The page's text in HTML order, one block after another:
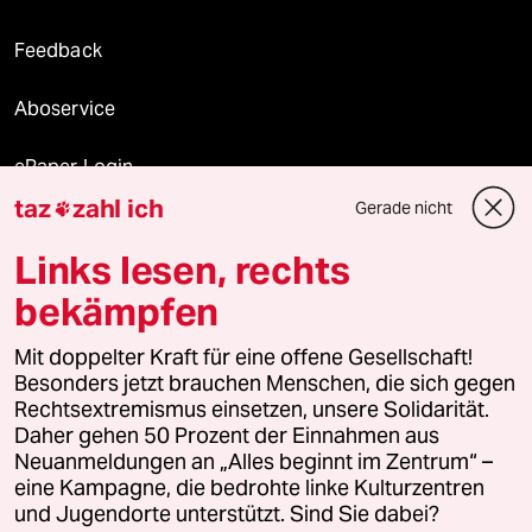
Feedback
Aboservice
ePaper Login
Downloads für Abonnierende
© 2026 taz Verlags und Vertriebs GmbH
Alle Rechte vorbehalten. Bei rechtlichen Fragen oder für Genehmigungen
wenden Sie sich bitte an
lizenzen@taz.de
Feedback Redaktionsstatut Kommune-Richtlinien
Leitlinie Informant Datenschutz Impressum AGB
taz zahl ich Gerade nicht
Links lesen, rechts
bekämpfen
Mit doppelter Kraft für eine offene Gesellschaft!
Besonders jetzt brauchen Menschen, die sich gegen
Rechtsextremismus einsetzen, unsere Solidarität.
Daher gehen 50 Prozent der Einnahmen aus
Neuanmeldungen an „Alles beginnt im Zentrum“ –
eine Kampagne, die bedrohte linke Kulturzentren
und Jugendorte unterstützt. Sind Sie dabei?